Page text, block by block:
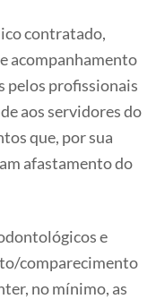
contratado,
acompanhamento
pelos profissionais
aos servidores do
que, por sua
afastamento do
e
comparecimento
no mínimo, as